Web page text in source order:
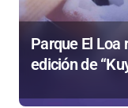
Parque El Loa
edición de